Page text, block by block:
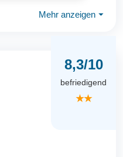
Mehr anzeigen ⏷
8,3/10
befriedigend
★★